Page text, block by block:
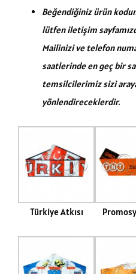
Beğendiğiniz ürün
lütfen iletişim
Mailinizi ve telefon
saatlerinde en geç bir
temsilcilerimiz sizi
yönlendireceklerdir.
Türkiye Atkısı